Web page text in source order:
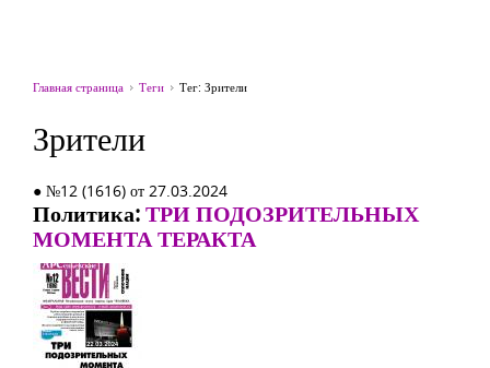
Главная страница Теги Тег: Зрители
Зрители
● №12 (1616) от 27.03.2024
Политика:ТРИ ПОДОЗРИТЕЛЬНЫХ
МОМЕНТА ТЕРАКТА